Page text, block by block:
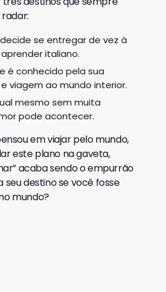
se entregar de vez à
italiano.
é conhecido pela sua
viagem ao mundo interior.
mesmo sem muita
pode acontecer.
em viajar pelo mundo,
este plano na gaveta,
acaba sendo o empurrão
seu destino se você fosse
mundo?